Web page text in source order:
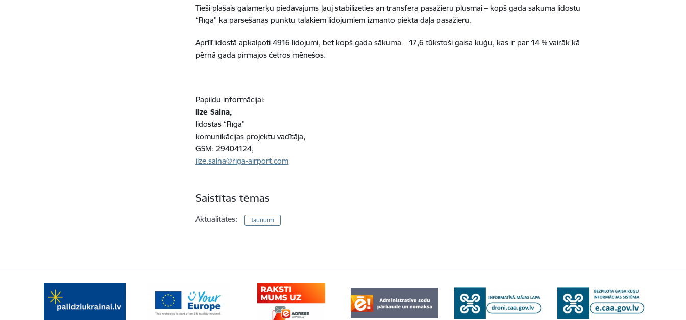
Tieši plašais galamērķu piedāvājums ļauj stabilizēties arī transfēra pasažieru plūsmai – kopš gada sākuma lidostu
“Rīga” kā pārsēšanās punktu tālākiem lidojumiem izmanto piektā daļa pasažieru.
Aprīlī lidostā apkalpoti 4916 lidojumi, bet kopš gada sākuma – 17,6 tūkstoši gaisa kuģu, kas ir par 14 % vairāk kā
pērnā gada pirmajos četros mēnešos.
Papildu informācijai:
Ilze Salna,
lidostas “Rīga”
komunikācijas projektu vadītāja,
GSM: 29404124,
ilze.salna@riga-airport.com
Saistītas tēmas
Aktualitātes: Jaunumi